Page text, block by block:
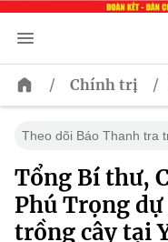
/ Chính trị /
Theo dõi Báo Thanh tra
Tổng Bí thư,
Phú Trọng
trồng cây tại